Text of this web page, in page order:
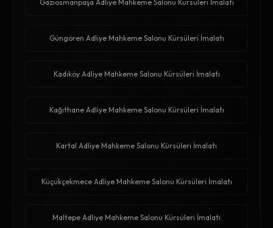
Gaziosmanpaşa Adliye Mahkeme Salonu Kürsüleri İmalatı
Güngören Adliye Mahkeme Salonu Kürsüleri İmalatı
Kadıköy Adliye Mahkeme Salonu Kürsüleri İmalatı
Kağıthane Adliye Mahkeme Salonu Kürsüleri İmalatı
Kartal Adliye Mahkeme Salonu Kürsüleri İmalatı
Küçükçekmece Adliye Mahkeme Salonu Kürsüleri İmalatı
Maltepe Adliye Mahkeme Salonu Kürsüleri İmalatı